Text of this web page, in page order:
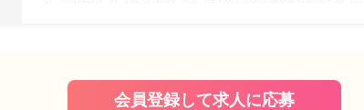
会員登録して求人に応募